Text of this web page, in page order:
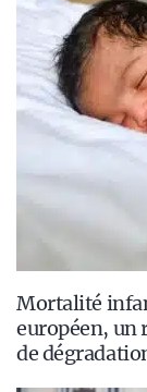
Mortalité
européen, un
de